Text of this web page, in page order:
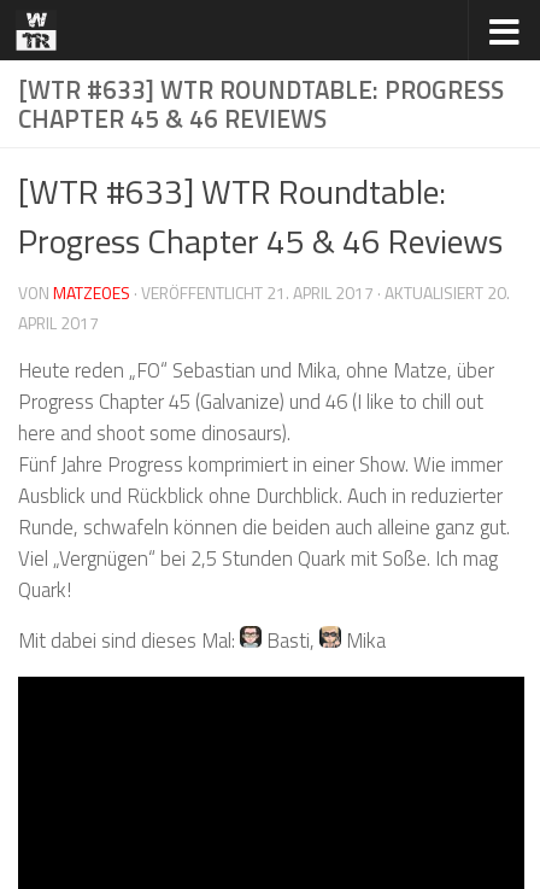
Zum Inhalt springen
[WTR #633] WTR ROUNDTABLE: PROGRESS
CHAPTER 45 & 46 REVIEWS
[WTR #633] WTR Roundtable:
Progress Chapter 45 & 46 Reviews
VONMATZEOES · VERÖFFENTLICHT21. APRIL 2017 · AKTUALISIERT20.
APRIL 2017
Heute reden „FO“ Sebastian und Mika, ohne Matze, über
Progress Chapter 45 (Galvanize) und 46 (I like to chill out
here and shoot some dinosaurs).
Fünf Jahre Progress komprimiert in einer Show. Wie immer
Ausblick und Rückblick ohne Durchblick. Auch in reduzierter
Runde, schwafeln können die beiden auch alleine ganz gut.
Viel „Vergnügen“ bei 2,5 Stunden Quark mit Soße. Ich mag
Quark!
Mit dabei sind dieses Mal:
Basti, Mika